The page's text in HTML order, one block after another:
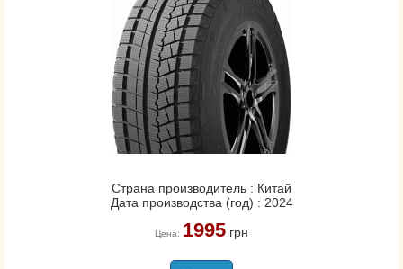
Страна производитель : Китай
Дата производства (год) : 2024
Цена: 1995грн